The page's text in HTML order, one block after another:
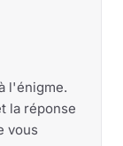
l'énigme.
la réponse
vous